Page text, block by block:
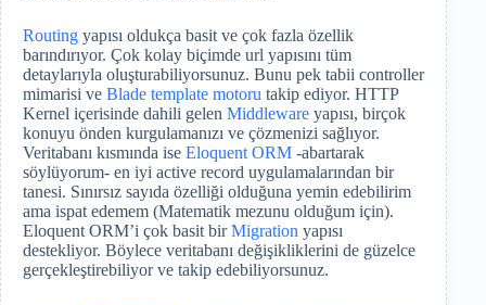
Routing yapısı oldukça basit ve çok fazla özellik
barındırıyor. Çok kolay biçimde url yapısını tüm
detaylarıyla oluşturabiliyorsunuz. Bunu pek tabii controller
mimarisi ve Blade template motoru takip ediyor. HTTP
Kernel içerisinde dahili gelen Middleware yapısı, birçok
konuyu önden kurgulamanızı ve çözmenizi sağlıyor.
Veritabanı kısmında ise Eloquent ORM -abartarak
söylüyorum- en iyi active record uygulamalarından bir
tanesi. Sınırsız sayıda özelliği olduğuna yemin edebilirim
ama ispat edemem (Matematik mezunu olduğum için).
Eloquent ORM’i çok basit birMigration yapısı
destekliyor. Böylece veritabanı değişikliklerini de güzelce
gerçekleştirebiliyor ve takip edebiliyorsunuz.